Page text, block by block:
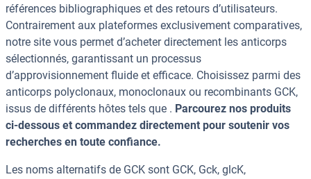
références bibliographiques et des retours d’utilisateurs.
Contrairement aux plateformes exclusivement comparatives,
notre site vous permet d’acheter directement les anticorps
sélectionnés, garantissant un processus
d’approvisionnement fluide et efficace. Choisissez parmi des
anticorps polyclonaux, monoclonaux ou recombinants GCK,
issus de différents hôtes tels que . Parcourez nos produits
ci-dessous et commandez directement pour soutenir vos
recherches en toute confiance.
Les noms alternatifs de GCK sont GCK, Gck, glcK,